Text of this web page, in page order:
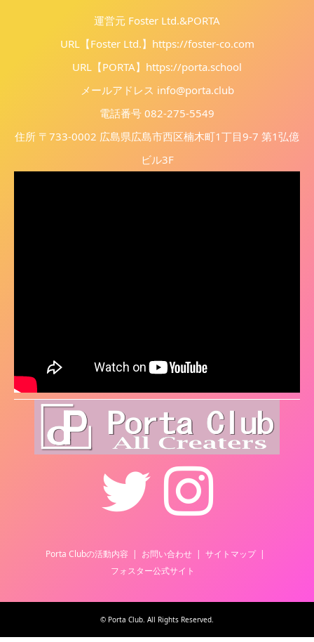
運営元 Foster Ltd.&PORTA
URL【Foster Ltd.】 https://foster-co.com
URL【PORTA】 https://porta.school
メールアドレス info@porta.club
電話番号 082-275-5549
住所 〒733-0002 広島県広島市西区楠木町1丁目9-7 第1弘億
ビル3F
Instagram
Porta Clubの活動内容 お問い合わせ
サイトマップ
フォスター公式サイト
© Porta Club. All Rights Reserved.